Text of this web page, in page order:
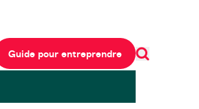
Guide pour entreprendre